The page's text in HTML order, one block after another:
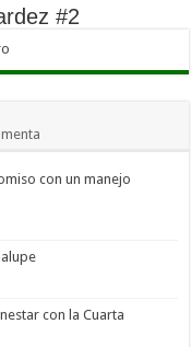
#2
con un manejo
con la Cuarta